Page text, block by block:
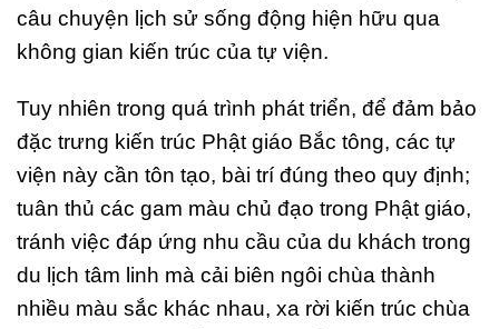
câu chuyện lịch sử sống động hiện hữu qua
không gian kiến trúc của tự viện.
Tuy nhiên trong quá trình phát triển, để đảm bảo
đặc trưng kiến trúc Phật giáo Bắc tông, các tự
viện này cần tôn tạo, bài trí đúng theo quy định;
tuân thủ các gam màu chủ đạo trong Phật giáo,
tránh việc đáp ứng nhu cầu của du khách trong
du lịch tâm linh mà cải biên ngôi chùa thành
nhiều màu sắc khác nhau, xa rời kiến trúc chùa